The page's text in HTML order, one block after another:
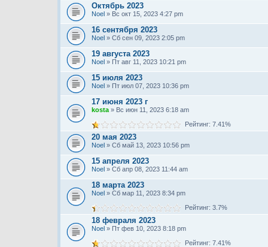
Октябрь 2023
Noel » Вс окт 15, 2023 4:27 pm
16 сентября 2023
Noel » Сб сен 09, 2023 2:05 pm
19 августа 2023
Noel » Пт авг 11, 2023 10:21 pm
15 июля 2023
Noel » Пт июл 07, 2023 10:36 pm
17 июня 2023 г
kosta » Вс июн 11, 2023 6:18 am
Рейтинг: 7.41%
20 мая 2023
Noel » Сб май 13, 2023 10:56 pm
15 апреля 2023
Noel » Сб апр 08, 2023 11:44 am
18 марта 2023
Noel » Сб мар 11, 2023 8:34 pm
Рейтинг: 3.7%
18 февраля 2023
Noel » Пт фев 10, 2023 8:18 pm
Рейтинг: 7.41%